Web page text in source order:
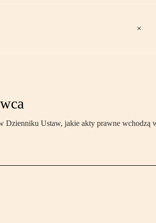
Ustaw, jakie akty prawne wchodzą